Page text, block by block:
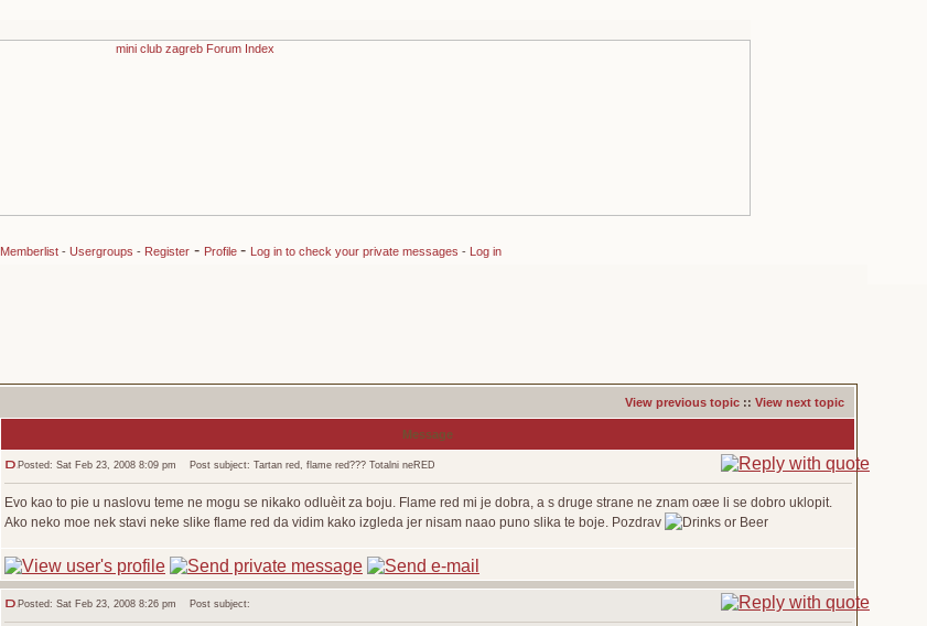
Memberlist- Usergroups - Register- Profile - Log in to check your private messages - Log in
View previous topic :: View next topic
Message
Posted: Sat Feb 23, 2008 8:09 pm Post subject: Tartan red, flame red??? Totalni neRED
Evo kao to pie u naslovu teme ne mogu se nikako odluèit za boju. Flame red mi je dobra, a s druge strane ne znam oæe li se dobro uklopit.
Ako neko moe nek stavi neke slike flame red da vidim kako izgleda jer nisam naao puno slika te boje. Pozdrav
Posted: Sat Feb 23, 2008 8:26 pm Post subject: